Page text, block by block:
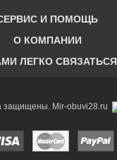
И ПОМОЩЬ
Бонусная программа
История компании
Контакты
О КОМПАНИИ
Бренды
ЛЕГКО СВЯЗАТЬСЯ
защищены. Mir-obuvi28.ru